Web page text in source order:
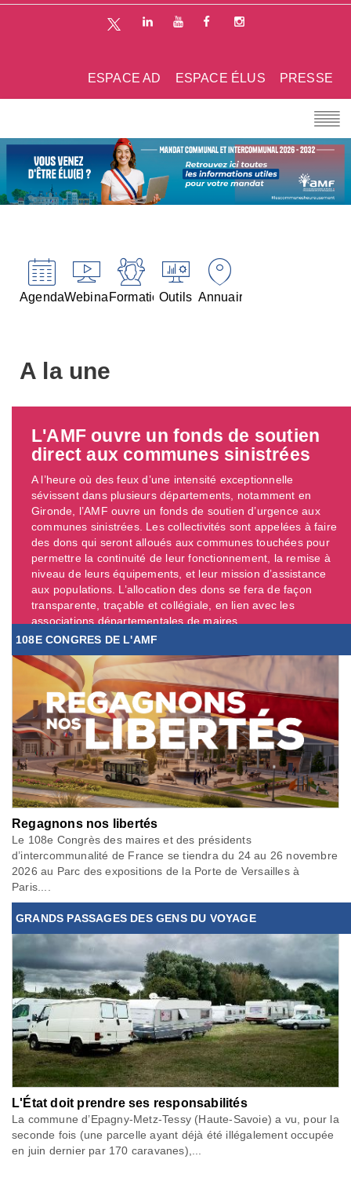
PRESSE
ESPACE ÉLUS
ESPACE AD
AgendaWebinairesFormationsOutils Annuaires
A la une
L'AMF ouvre un fonds de soutien
direct aux communes sinistrées
A l’heure où des feux d’une intensité exceptionnelle
sévissent dans plusieurs départements, notamment en
Gironde, l’AMF ouvre un fonds de soutien d’urgence aux
communes sinistrées. Les collectivités sont appelées à faire
des dons qui seront alloués aux communes touchées pour
permettre la continuité de leur fonctionnement, la remise à
niveau de leurs équipements, et leur mission d’assistance
aux populations. L’allocation des dons se fera de façon
transparente, traçable et collégiale, en lien avec les
associations départementales de maires. ...
108E CONGRES DE L'AMF
Regagnons nos libertés
Le 108e Congrès des maires et des présidents
d’intercommunalité de France se tiendra du 24 au 26 novembre
2026 au Parc des expositions de la Porte de Versailles à
Paris....
GRANDS PASSAGES DES GENS DU VOYAGE
L'État doit prendre ses responsabilités
La commune d’Epagny-Metz-Tessy (Haute-Savoie) a vu, pour la
seconde fois (une parcelle ayant déjà été illégalement occupée
en juin dernier par 170 caravanes),...